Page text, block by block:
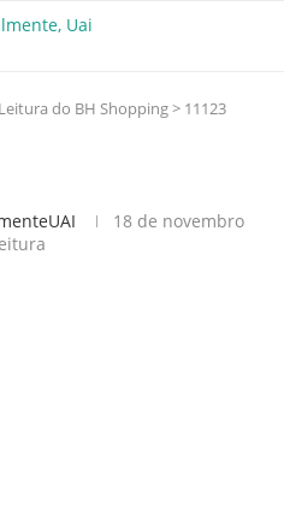
do BH Shopping> 11123
18 de novembro